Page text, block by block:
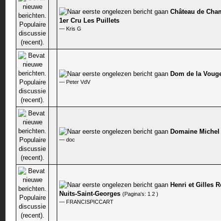
Château de
1er Cru Les Puillets
— Kris G
0 stem - 0 van 5 gemiddeld
Dom de la
— Peter VdV
0 stem - 0 van 5 gemiddeld
Domaine
—doc
0 stem - 0 van 5 gemiddeld
Henri et Gilles
Nuits-Saint-Georges (Pagina's: 1 2 )
— FRANCISPICCART
0 stem - 0 van 5 gemiddeld